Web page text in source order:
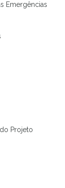
Emergências
Projeto